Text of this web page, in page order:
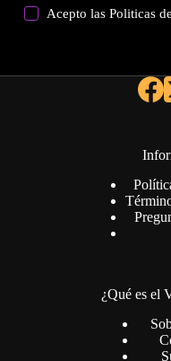
Acepto lasPoliticas
¿Qué es el